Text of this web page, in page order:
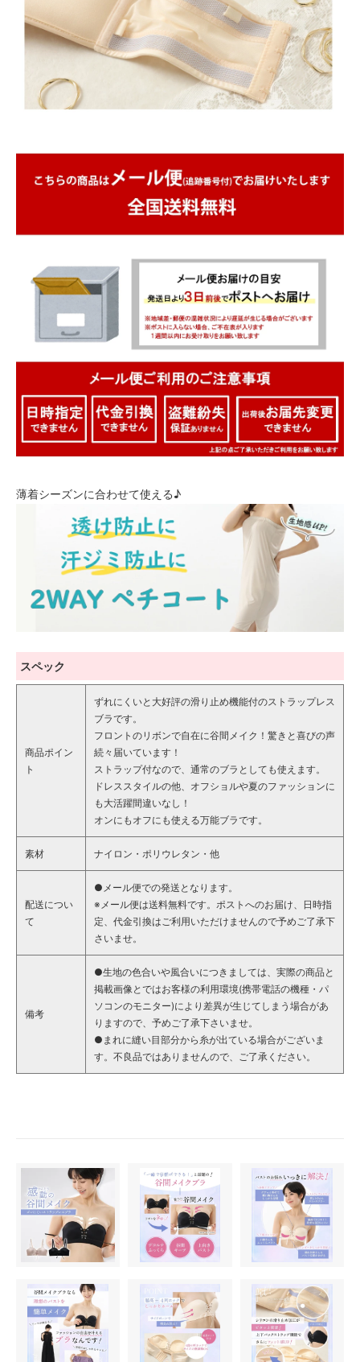
薄着シーズンに合わせて使える♪
スペック
商品ポイン
ト
ずれにくいと大好評の滑り止め機能付のストラップレス
ブラです。
フロントのリボンで自在に谷間メイク！驚きと喜びの声
続々届いています！
ストラップ付なので、通常のブラとしても使えます。
ドレススタイルの他、オフショルや夏のファッションに
も大活躍間違いなし！
オンにもオフにも使える万能ブラです。
素材 ナイロン・ポリウレタン・他
配送につい
て
●メール便での発送となります。
※メール便は送料無料です。ポストへのお届け、日時指
定、代金引換はご利用いただけませんので予めご了承下
さいませ。
備考
●生地の色合いや風合いにつきましては、実際の商品と
掲載画像とではお客様の利用環境(携帯電話の機種・パ
ソコンのモニター)により差異が生じてしまう場合があ
りますので、予めご了承下さいませ。
●まれに縫い目部分から糸が出ている場合がございま
す。不良品ではありませんので、ご了承ください。